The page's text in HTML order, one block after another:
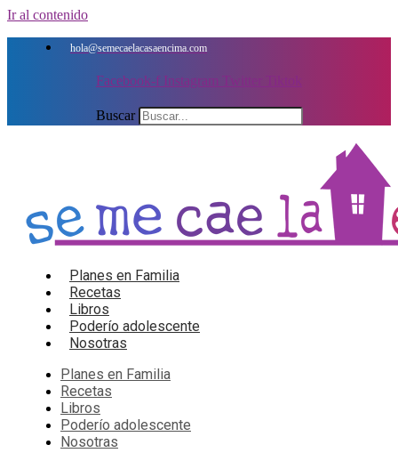
Ir al contenido
hola@semecaelacasaencima.com
Facebook-f Instagram Twitter
Buscar
Planes en Familia
Recetas
Libros
Poderío adolescente
Nosotras
Planes en Familia
Recetas
Libros
Poderío adolescente
Nosotras